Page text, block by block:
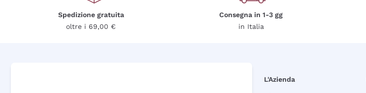
Spedizione gratuita
oltre i 69,00 €
Consegna in 1-3 gg
in Italia
L'Azienda